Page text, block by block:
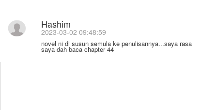
Hashim
2023-03-02 09:48:59
novel ni di susun semula ke penulisannya...saya rasa
saya dah baca chapter 44